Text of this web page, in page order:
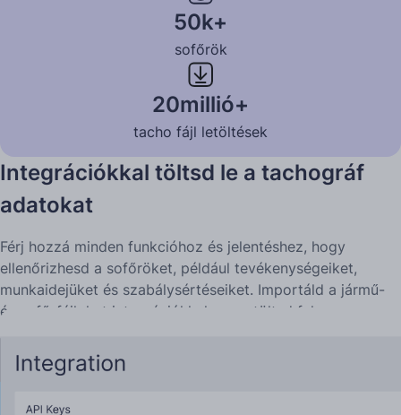
50k+
sofőrök
20millió+
tacho fájl letöltések
Integrációkkal töltsd le a tachográf
adatokat
Férj hozzá minden funkcióhoz és jelentéshez, hogy
ellenőrizhesd a sofőröket, például tevékenységeiket,
munkaidejüket és szabálysértéseiket. Importáld a jármű-
és sofőrfájlokat integrációkkal, vagy töltsd fel